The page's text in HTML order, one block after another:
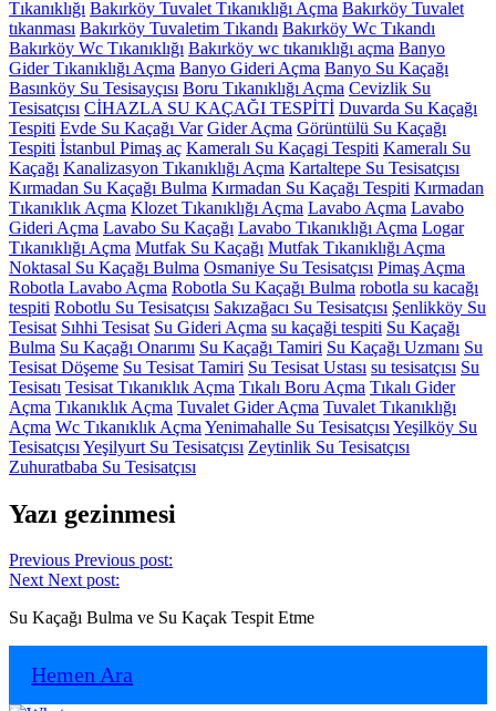
Tıkanıklığı Bakırköy Tuvalet Tıkanıklığı Açma Bakırköy Tuvalet
tıkanması Bakırköy Tuvaletim Tıkandı Bakırköy Wc Tıkandı
Bakırköy Wc Tıkanıklığı Bakırköy wc tıkanıklığı açma Banyo
Gider Tıkanıklığı Açma Banyo Gideri Açma Banyo Su Kaçağı
Basınköy Su Tesisayçısı Boru Tıkanıklığı Açma Cevizlik Su
Tesisatçısı CİHAZLA SU KAÇAĞI TESPİTİ Duvarda Su Kaçağı
Tespiti Evde Su Kaçağı Var Gider Açma Görüntülü Su Kaçağı
Tespiti İstanbul Pimaş aç Kameralı Su Kaçagi Tespiti Kameralı Su
Kaçağı Kanalizasyon Tıkanıklığı Açma Kartaltepe Su Tesisatçısı
Kırmadan Su Kaçağı Bulma Kırmadan Su Kaçağı Tespiti Kırmadan
Tıkanıklık Açma Klozet Tıkanıklığı Açma Lavabo Açma Lavabo
Gideri Açma Lavabo Su Kaçağı Lavabo Tıkanıklığı Açma Logar
Tıkanıklığı Açma Mutfak Su Kaçağı Mutfak Tıkanıklığı Açma
Noktasal Su Kaçağı Bulma Osmaniye Su Tesisatçısı Pimaş Açma
Robotla Lavabo Açma Robotla Su Kaçağı Bulma robotla su kacağı
tespiti Robotlu Su Tesisatçısı Sakızağacı Su Tesisatçısı Şenlikköy Su
Tesisat Sıhhi Tesisat Su Gideri Açma su kaçaği tespiti Su Kaçağı
Bulma Su Kaçağı Onarımı Su Kaçağı Tamiri Su Kaçağı Uzmanı Su
Tesisat Döşeme Su Tesisat Tamiri Su Tesisat Ustası su tesisatçısı Su
Tesisatı Tesisat Tıkanıklık Açma Tıkalı Boru Açma Tıkalı Gider
Açma Tıkanıklık Açma Tuvalet Gider Açma Tuvalet Tıkanıklığı
Açma Wc Tıkanıklık Açma Yenimahalle Su Tesisatçısı Yeşilköy Su
Tesisatçısı Yeşilyurt Su Tesisatçısı Zeytinlik Su Tesisatçısı
Zuhuratbaba Su Tesisatçısı
Yazı gezinmesi
Previous Previous post:
Next Next post:
Su Kaçağı Bulma ve Su Kaçak Tespit Etme
Hemen Ara